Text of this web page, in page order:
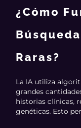
¿Cómo
Raras?
La IA utiliza
grandes
historias clínicas,
genéticas. Esto